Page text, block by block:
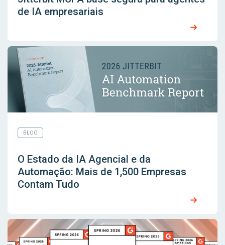
de IA empresariais
BLOG
O Estado da IA ​​Agencial e da
Automação: Mais de 1,500 Empresas
Contam Tudo